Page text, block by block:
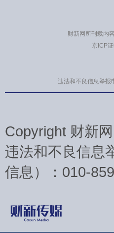
财新网所刊载内
京ICP
违法和不良信息举
Copyright 财新
违法和不良信息
信息）：010-